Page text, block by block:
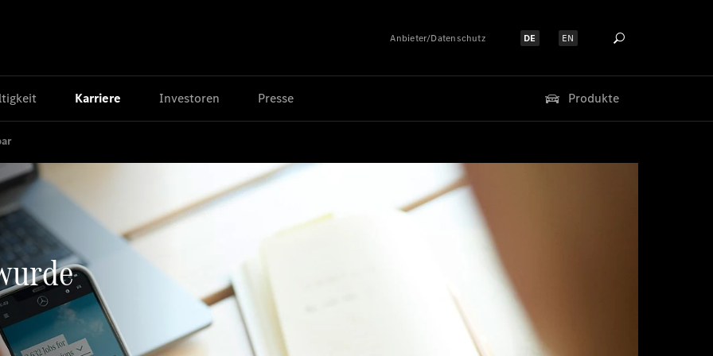
Anbieter/Datenschutz Sprache auswählen:
DE Sprache auswählen:
EN
Karriere Investoren Presse Produkte